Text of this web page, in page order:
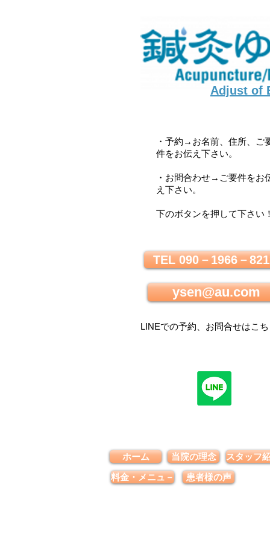
Adjust of
・予約→お名前、住所、ご
件をお伝え下さい。
・お問合わせ→ご要件をお
え下さい。
下のボタンを押して下さい
TEL 090－1966－
ysen@au.com
LINEでの予約、お問合せはこ
ホーム 当院の理念
スタッフ
料金・メニュ－
患者様の声